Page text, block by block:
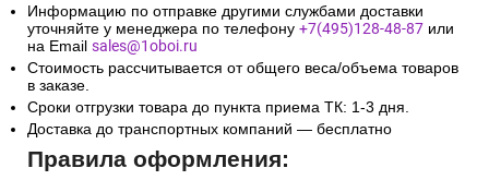
Информацию по отправке другими службами доставки
уточняйте у менеджера по телефону +7(495)128-48-87 или
на Email sales@1oboi.ru
Стоимость рассчитывается от общего веса/объема товаров
в заказе.
Сроки отгрузки товара до пункта приема ТК: 1-3 дня.
Доставка до транспортных компаний — бесплатно
Правила оформления: